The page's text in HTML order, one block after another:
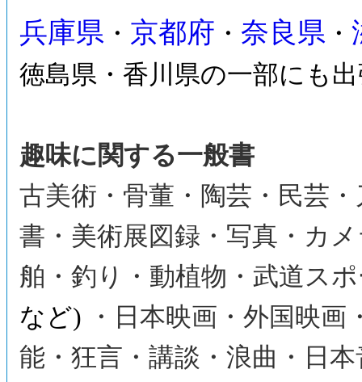
兵庫県 ・ 京都府 ・ 奈良県 ・
徳島県・香川県の一部にも
趣味に関する一般書
古美術・骨董・陶芸・民芸
書・美術展図録・写真・カ
舶・釣り・動植物・武道ス
など)
・日本映画・外国映
能・狂言・講談・浪曲・日